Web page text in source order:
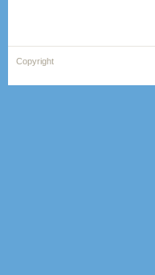
Copyright